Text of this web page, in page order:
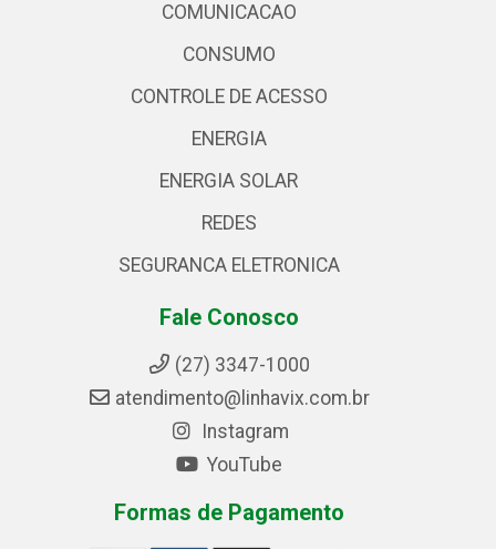
COMUNICACAO
CONSUMO
CONTROLE DE ACESSO
ENERGIA
ENERGIA SOLAR
REDES
SEGURANCA ELETRONICA
Fale Conosco
(27) 3347-1000
atendimento@linhavix.com.br
Instagram
YouTube
Formas de Pagamento